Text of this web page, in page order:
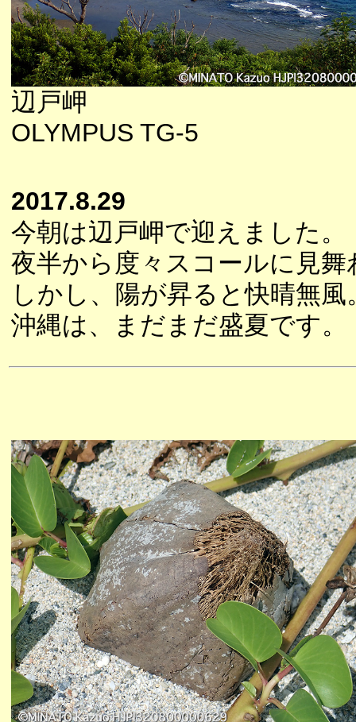
辺戸岬
OLYMPUS TG-5
2017.8.29
今朝は辺戸岬で迎えました。
夜半から度々スコールに見
しかし、陽が昇ると快晴無風
沖縄は、まだまだ盛夏です。